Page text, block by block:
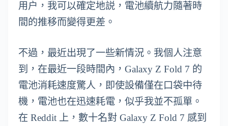
用户，我可以確定地説，電池續航力隨著時
間的推移而變得更差。
不過，最近出現了一些新情況。我個人注意
到，在最近一段時間內，Galaxy Z Fold 7 的
電池消耗速度驚人，即使設備僅在口袋中待
機，電池也在迅速耗電，似乎我並不孤單。
在 Reddit 上，數十名對 Galaxy Z Fold 7 感到